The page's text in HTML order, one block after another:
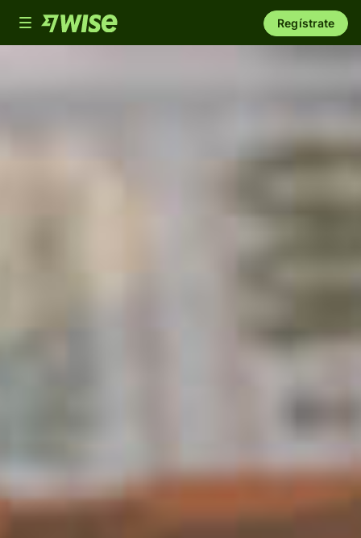
Toggle
navigation
Regístrate